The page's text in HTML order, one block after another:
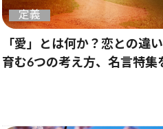
定義
「愛」とは何か？恋との違
育む6つの考え方、名言特集